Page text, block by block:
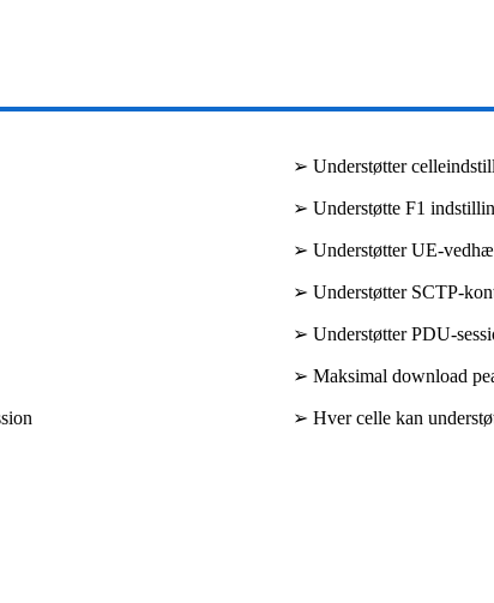
➢ Understøtter
➢ Understøtte F1
➢ Understøtter UE-
➢ Understøtter SCTP-
➢ Understøtter PDU-
➢ Maksimal download
➢ Hver celle kan